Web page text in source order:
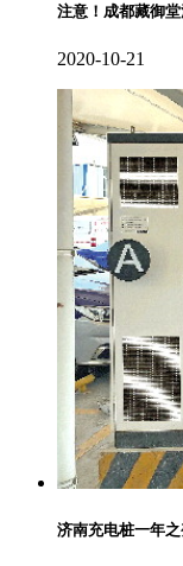
注意！成都藏御
2020-10-21
济南充电桩一年